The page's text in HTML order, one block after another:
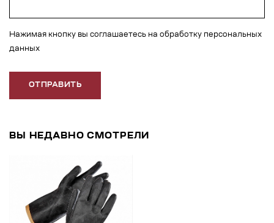
Нажимая кнопку вы соглашаетесь на обработку персональных
данных
ОТПРАВИТЬ
ВЫ НЕДАВНО СМОТРЕЛИ